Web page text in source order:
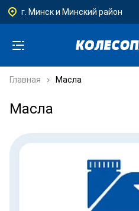
г. Минск и Минский район
Главная Масла
Масла